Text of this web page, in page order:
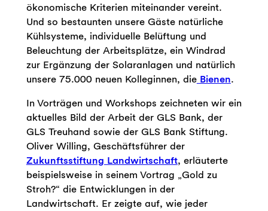
ökonomische Kriterien miteinander vereint.
Und so bestaunten unsere Gäste natürliche
Kühlsysteme, individuelle Belüftung und
Beleuchtung der Arbeitsplätze, ein Windrad
zur Ergänzung der Solaranlagen und natürlich
unsere 75.000 neuen Kolleginnen, dieBienen.
In Vorträgen und Workshops zeichneten wir ein
aktuelles Bild der Arbeit der GLS Bank, der
GLS Treuhand sowie der GLS Bank Stiftung.
Oliver Willing, Geschäftsführer der
Zukunftsstiftung Landwirtschaft, erläuterte
beispielsweise in seinem Vortrag „Gold zu
Stroh?“ die Entwicklungen in der
Landwirtschaft. Er zeigte auf, wie jeder